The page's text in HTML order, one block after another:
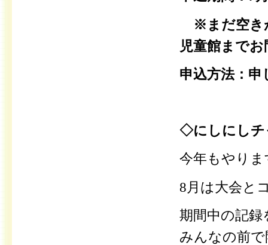
※まだ空き
児童館まで
申込方法：
◇にしにしチ
今年もやり
8月は大会と
期間中の記録
みんなの前